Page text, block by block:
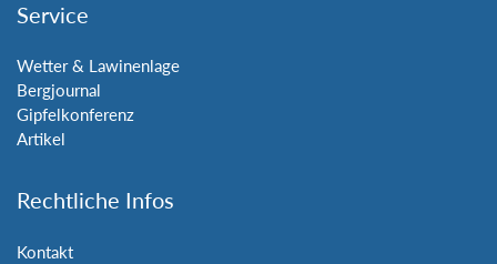
Service
Wetter & Lawinenlage
Bergjournal
Gipfelkonferenz
Artikel
Rechtliche Infos
Kontakt